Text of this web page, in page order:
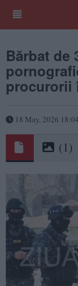
Bărbat de
procurorii
18 May, 2026 18:04
(1)